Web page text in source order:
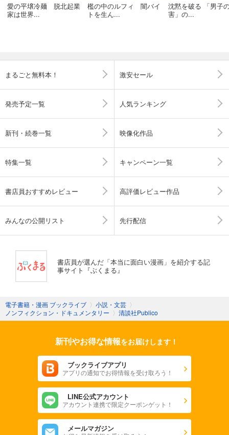
愛の平壌冷麺 脱北起業
家は世界...
檻の中のルフィ 闇バイ
トを生ん...
沈黙を破る 「男子
害」の...
まるごと無料本！ 激安セール
発売予定一覧 人気ランキング
新刊・続巻一覧 映像化作品
特集一覧 キャンペーン一覧
書店員おすすめレビュー 高評価レビュー作品
みんなの公開リスト 先行配信
書店員が選んだ「本当に面白い漫画」を紹介する記
事サイト『ぶくまる』
電子書籍・漫画 ブックライブ 〉 小説・文芸 〉
ノンフィクション・ドキュメンタリー 〉 清談社Publico
新刊やお得な情報をお届けします！
ブックライブアプリ
アプリの通知でお得情報を受け取ろう！
LINE公式アカウント
アカウント連携で限定クーポンゲット！
メールマガジン